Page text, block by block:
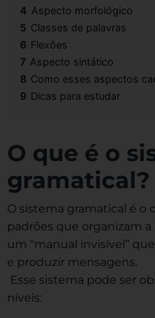
4 Aspecto morfológico
5 Classes de palavras
6 Flexões
7 Aspecto sintático
8 Como esses aspectos
9 Dicas para estudar
O que é o
gramatical?
O sistema gramatical é o
padrões que organizam
um “manual invisível”
e produzir mensagens.
Esse sistema pode ser
níveis: